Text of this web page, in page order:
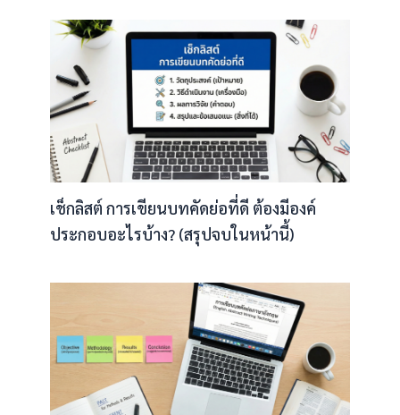
เช็กลิสต์ การเขียนบทคัดย่อที่ดี ต้องมีองค์
ประกอบอะไรบ้าง? (สรุปจบในหน้านี้)